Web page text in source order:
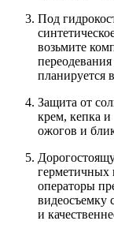
Под
возьмите
планируется
Защита от
крем, кепка и
ожогов и
герметичных
операторы
видеосъемку
и